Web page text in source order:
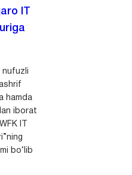
IT
nufuzli
hamda
iborat
IT
bo‘lib